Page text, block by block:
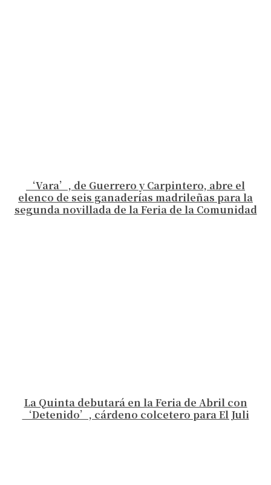
‘Vara’, de Guerrero y Carpintero, abre el
elenco de seis ganaderías madrileñas para la
segunda novillada de la Feria de la Comunidad
La Quinta debutará en la Feria de Abril con
‘Detenido’, cárdeno colcetero para El Juli